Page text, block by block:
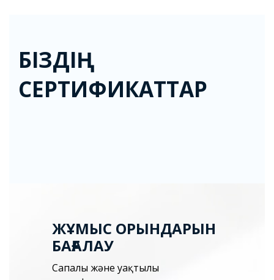
БІЗДІҢ
СЕРТИФИКАТТАР
ЖҰМЫС ОРЫНДАРЫН
БАҒАЛАУ
Сапалы және уақтылы